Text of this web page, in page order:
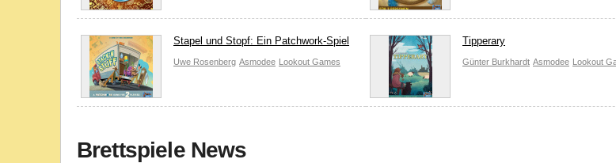
Stapel und Stopf: Ein Patchwork-Spiel
Uwe Rosenberg Asmodee Lookout Games
Tipperary
Günter Burkhardt Asmodee Lookout
Brettspiele News